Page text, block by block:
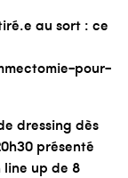
au sort : ce
pour-
dressing dès
présenté
line up de 8